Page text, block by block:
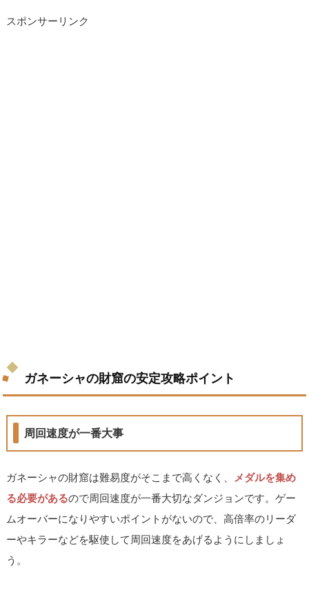
スポンサーリンク
ガネーシャの財窟の安定攻略ポイント
周回速度が一番大事
ガネーシャの財窟は難易度がそこまで高くなく、
メダルを集め
る必要があるので周回速度が一番大切なダンジョンです。ゲー
ムオーバーになりやすいポイントがないので、高倍率のリーダ
ーやキラーなどを駆使して周回速度をあげるようにしましょ
う。